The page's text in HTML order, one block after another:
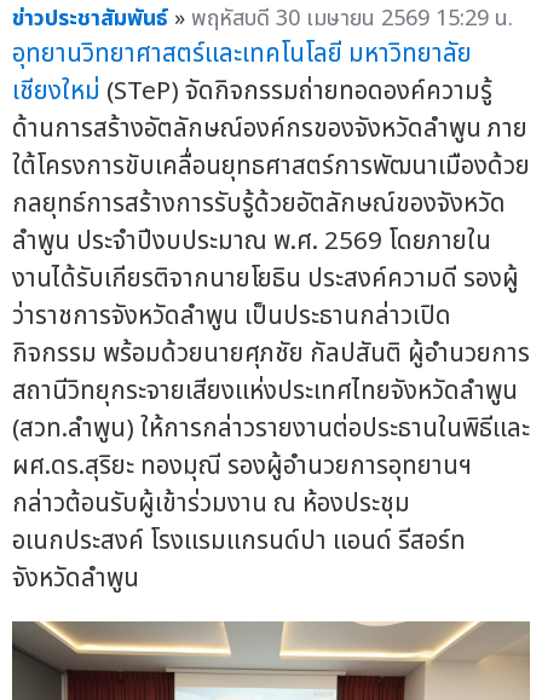
ข่าวประชาสัมพันธ์ »พฤหัสบดี 30 เมษายน 2569 15:29 น.
อุทยานวิทยาศาสตร์และเทคโนโลยี มหาวิทยาลัย
เชียงใหม่ (STeP) จัดกิจกรรมถ่ายทอดองค์ความรู้
ด้านการสร้างอัตลักษณ์องค์กรของจังหวัดลำพูน ภาย
ใต้โครงการขับเคลื่อนยุทธศาสตร์การพัฒนาเมืองด้วย
กลยุทธ์การสร้างการรับรู้ด้วยอัตลักษณ์ของจังหวัด
ลำพูน ประจำปีงบประมาณ พ.ศ. 2569 โดยภายใน
งานได้รับเกียรติจากนายโยธิน ประสงค์ความดี รองผู้
ว่าราชการจังหวัดลำพูน เป็นประธานกล่าวเปิด
กิจกรรม พร้อมด้วยนายศุภชัย กัลปสันติ ผู้อำนวยการ
สถานีวิทยุกระจายเสียงแห่งประเทศไทยจังหวัดลำพูน
(สวท.ลำพูน) ให้การกล่าวรายงานต่อประธานในพิธีและ
ผศ.ดร.สุริยะ ทองมุณี รองผู้อำนวยการอุทยานฯ
กล่าวต้อนรับผู้เข้าร่วมงาน ณ ห้องประชุม
อเนกประสงค์ โรงแรมแกรนด์ปา แอนด์ รีสอร์ท
จังหวัดลำพูน